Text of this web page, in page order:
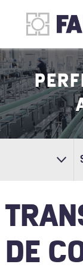
DE